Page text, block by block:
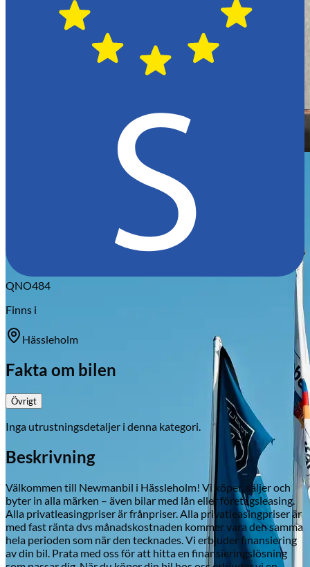
QNO484
Finns i
Hässleholm
Fakta om bilen
Övrigt
Inga utrustningsdetaljer i denna kategori.
Beskrivning
Välkommen till Newmanbil i Hässleholm! Vi köper, säljer och
byter in alla märken – även bilar med lån eller företagsleasing.
Alla privatleasingpriser är frånpriser. Alla privatleasingpriser är
med fast ränta dvs månadskostnaden kommer vara den samma
hela perioden som när den tecknades. Vi erbjuder finansiering
av din bil. Prata med oss för att hitta en finansieringslösning